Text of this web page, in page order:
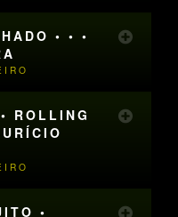
• • •
ROLLING
•